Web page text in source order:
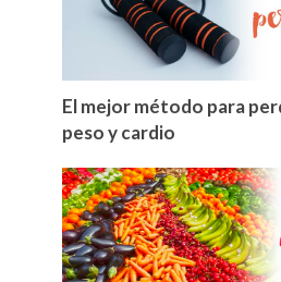
El mejor método para
peso y cardio